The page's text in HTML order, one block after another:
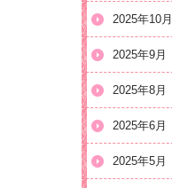
2025年10月
2025年9月
2025年8月
2025年6月
2025年5月